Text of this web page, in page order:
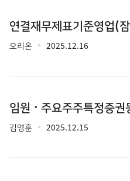
연결재무제표기준영업(
오리온 2025.12.16
임원ㆍ주요주주특정증권
김영훈 2025.12.15